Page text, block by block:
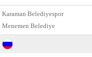
Karaman Belediyespor
Menemen Belediye